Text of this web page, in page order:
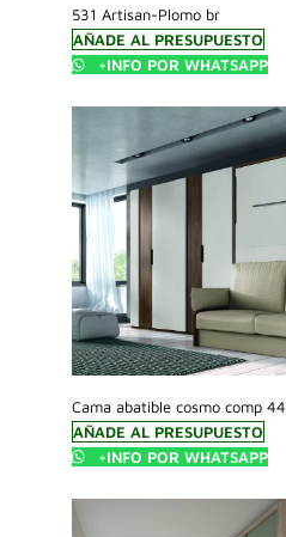
531 Artisan-Plomo br
AÑADE AL PRESUPUESTO
+INFO POR WHATSAPP
Cama abatible cosmo comp 44
AÑADE AL PRESUPUESTO
+INFO POR WHATSAPP